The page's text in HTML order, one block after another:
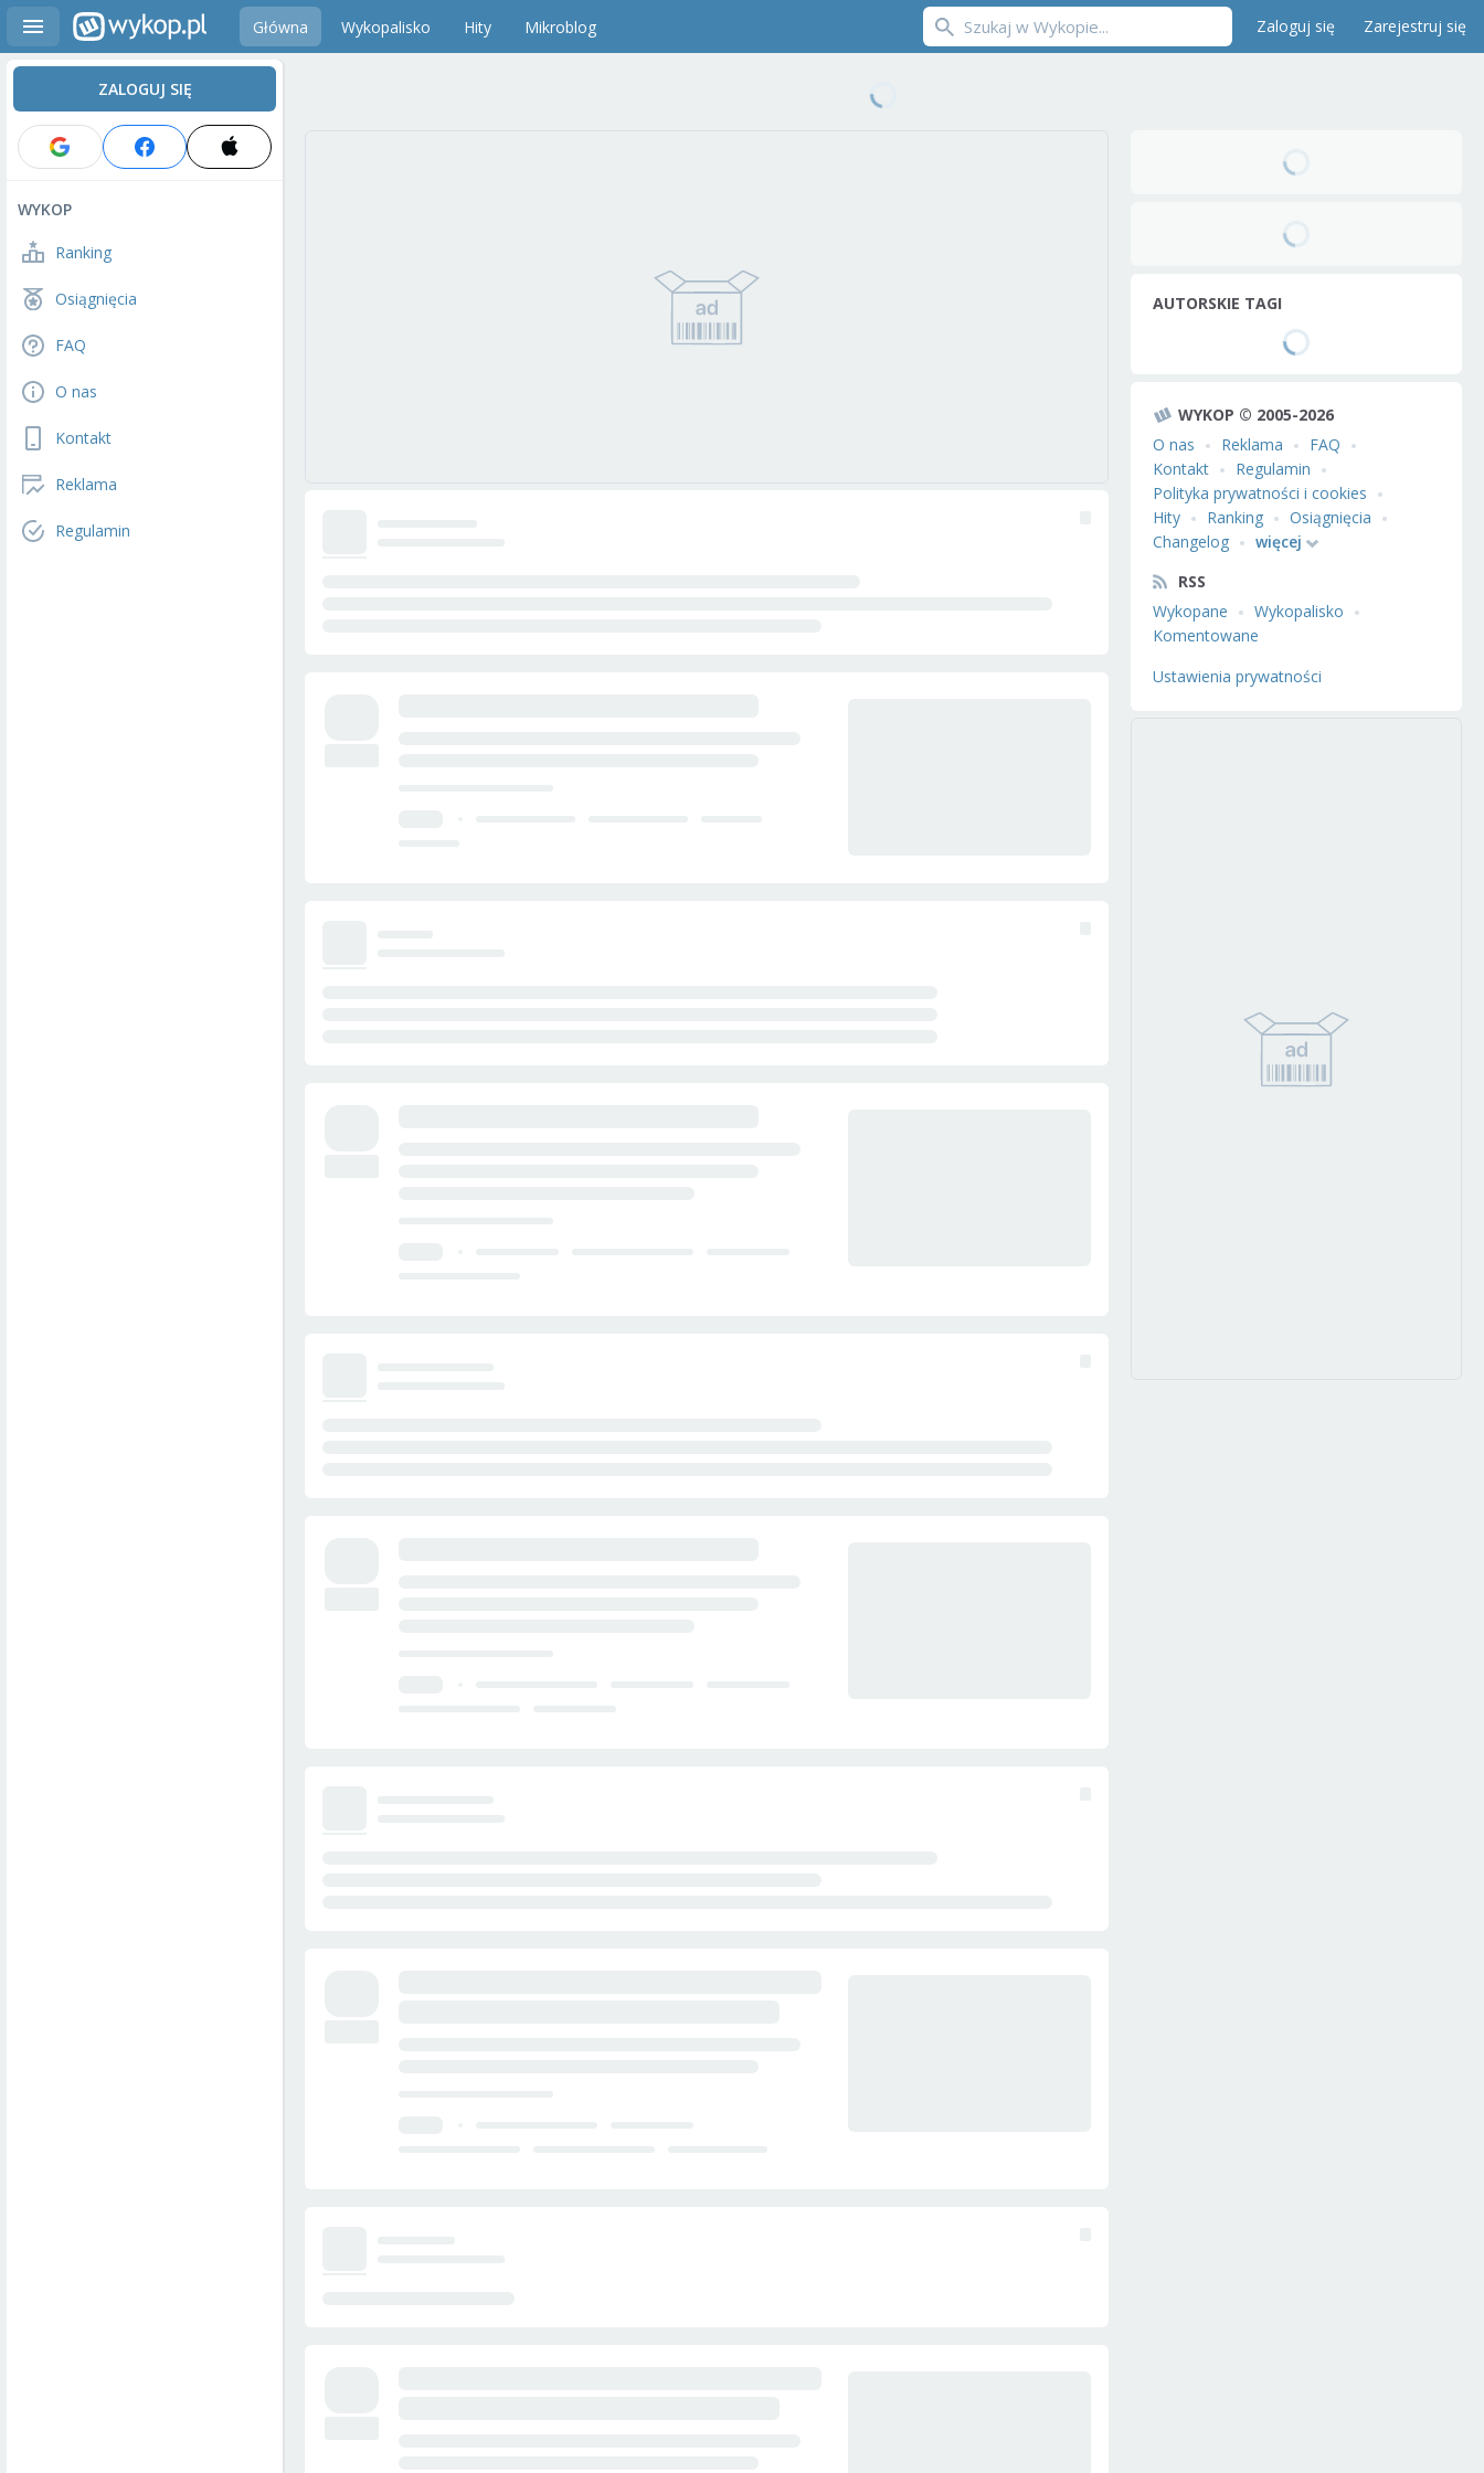
Główna Wykopalisko Hity Mikroblog Zaloguj się Zarejestruj się
ZALOGUJ SIĘ
WYKOP
Ranking
Osiągnięcia
FAQ
O nas
Kontakt
Reklama
Regulamin
AUTORSKIE TAGI
WYKOP © 2005-2026
O nas
Reklama
FAQ
Kontakt
Regulamin
Polityka prywatności i cookies
Hity
Ranking
Osiągnięcia
Changelog
więcej
RSS
Wykopane
Wykopalisko
Komentowane
Ustawienia prywatności